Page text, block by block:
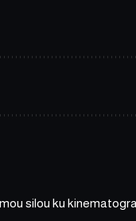
silou ku